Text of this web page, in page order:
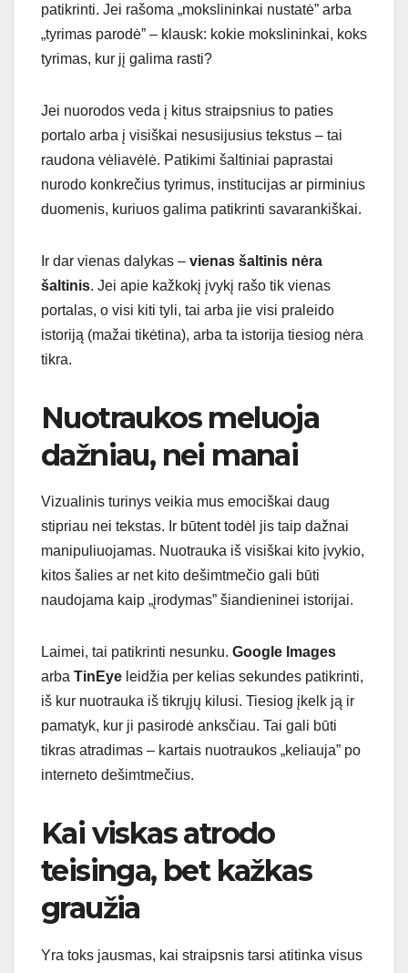
patikrinti. Jei rašoma „mokslininkai nustatė” arba
„tyrimas parodė” – klausk: kokie mokslininkai, koks
tyrimas, kur jį galima rasti?
Jei nuorodos veda į kitus straipsnius to paties
portalo arba į visiškai nesusijusius tekstus – tai
raudona vėliavėlė. Patikimi šaltiniai paprastai
nurodo konkrečius tyrimus, institucijas ar pirminius
duomenis, kuriuos galima patikrinti savarankiškai.
Ir dar vienas dalykas – vienas šaltinis nėra
šaltinis. Jei apie kažkokį įvykį rašo tik vienas
portalas, o visi kiti tyli, tai arba jie visi praleido
istoriją (mažai tikėtina), arba ta istorija tiesiog nėra
tikra.
Nuotraukos meluoja
dažniau, nei manai
Vizualinis turinys veikia mus emociškai daug
stipriau nei tekstas. Ir būtent todėl jis taip dažnai
manipuliuojamas. Nuotrauka iš visiškai kito įvykio,
kitos šalies ar net kito dešimtmečio gali būti
naudojama kaip „įrodymas” šiandieninei istorijai.
Laimei, tai patikrinti nesunku. Google Images
arba TinEye leidžia per kelias sekundes patikrinti,
iš kur nuotrauka iš tikrųjų kilusi. Tiesiog įkelk ją ir
pamatyk, kur ji pasirodė anksčiau. Tai gali būti
tikras atradimas – kartais nuotraukos „keliauja” po
interneto dešimtmečius.
Kai viskas atrodo
teisinga, bet kažkas
graužia
Yra toks jausmas, kai straipsnis tarsi atitinka visus